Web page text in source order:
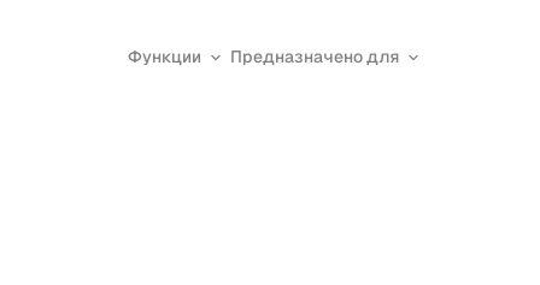
Функции Предназначено для